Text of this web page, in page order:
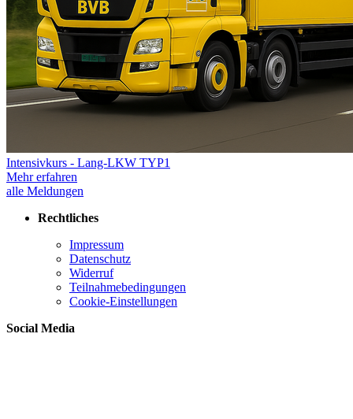
Intensivkurs - Lang-LKW TYP1
Mehr erfahren
alle Meldungen
Rechtliches
Impressum
Datenschutz
Widerruf
Teilnahmebedingungen
Cookie-Einstellungen
Social Media